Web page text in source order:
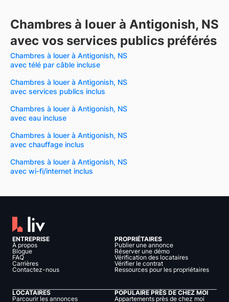
Chambres à louer à Antigonish, NS
avec vos services publics préférés
Chambres à louer à Antigonish, NS
avec télé par câble incluse
Chambres à louer à Antigonish, NS
avec services publics inclus
Chambres à louer à Antigonish, NS
avec eau incluse
Chambres à louer à Antigonish, NS
avec chauffage inclus
Chambres à louer à Antigonish, NS
avec wi-fi/internet inclus
ENTREPRISE
À propos
Blogue
FAQ
Carrières
Contactez-nous
PROPRIÉTAIRES
Publier une annonce
Réserver une démo
Vérification des locataires
Vérifier le contrat
Ressources pour les propriétaires
LOCATAIRES
Parcourir les annonces
POPULAIRE PRÈS DE CHEZ MOI
Appartements près de chez moi